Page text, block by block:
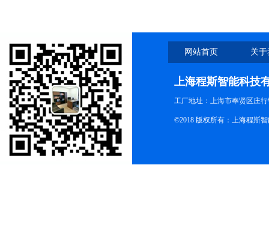
网站首页 关
上海程斯智能科技
工厂地址：上海市奉贤区庄
©2018 版权所有：上海程斯